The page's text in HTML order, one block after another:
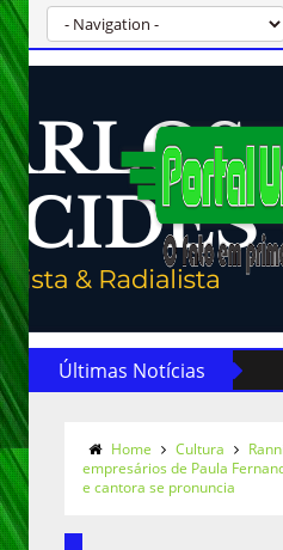
Últimas Notícias
Home Cultura
empresários de Paula
e cantora se pronuncia